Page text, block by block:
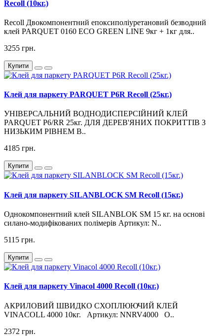
Recoll (10кг.)
Recoll Двокомпонентний епоксиполіуретановий безводний
клей PARQUET 0160 ECO GREEN LINE 9кг + 1кг для..
3255 грн.
Купити
Клей для паркету PARQUET P6R Recoll (25кг.)
УНІВЕРСАЛЬНИЙ ВОДНОДИСПЕРСІЙНИЙ КЛЕЙ
PARQUET P6/RR 25кг. ДЛЯ ДЕРЕВ'ЯНИХ ПОКРИТТІВ З
НИЗЬКИМ РІВНЕМ В..
4185 грн.
Купити
Клей для паркету SILANBLOCK SM Recoll (15кг.)
Однокомпонентний клей SILANBLOK SM 15 кг. на основі
силано-модифікованих полімерів Артикул: N..
5115 грн.
Купити
Клей для паркету Vinacol 4000 Recoll (10кг.)
АКРИЛОВИЙ ШВИДКО СХОПЛЮЮЧИЙ КЛЕЙ
VINACOLL 4000 10кг. Артикул: NNRV4000 О..
2372 грн.